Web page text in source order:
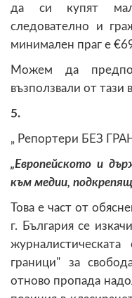
да си купят
следователно и
минимален праг е
Можем да
възползвали от тази
5.
„ Репортери БЕЗ
„Европейското и
към медии,
Това е част от
г. България се
граници" за
отново пропада